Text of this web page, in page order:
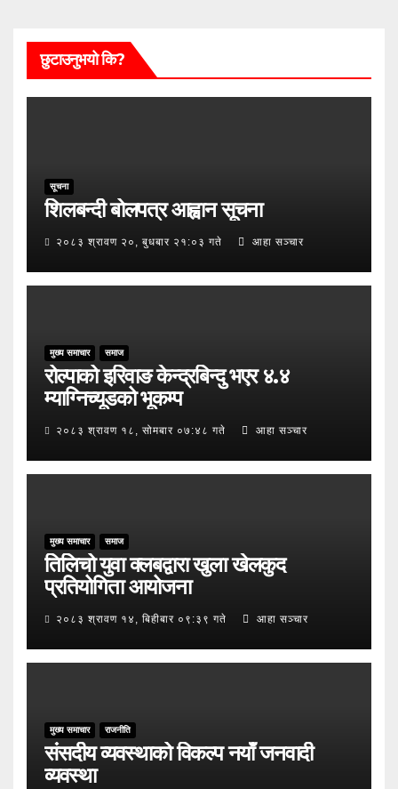
छुटाउनुभयो कि?
सूचना
शिलबन्दी बोलपत्र आह्वान सूचना
२०८३ श्रावण २०, बुधबार २१:०३ गते आहा सञ्चार
मुख्य समाचार समाज
रोल्पाको इरिवाङ केन्द्रबिन्दु भएर ४.४
म्याग्निच्यूडको भूकम्प
२०८३ श्रावण १८, सोमबार ०७:४८ गते आहा सञ्चार
मुख्य समाचार समाज
तिलिचो युवा क्लबद्वारा खुला खेलकुद
प्रतियोगिता आयोजना
२०८३ श्रावण १४, बिहीबार ०९:३९ गते आहा सञ्चार
मुख्य समाचार राजनीति
संसदीय व्यवस्थाको विकल्प नयाँ जनवादी
व्यवस्था